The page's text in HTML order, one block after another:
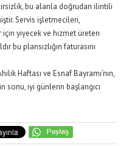
bu alanla doğrudan ilintili
Servis işletmecileri,
yiyecek ve hizmet üreten
bu plansızlığın faturasını
Haftası ve Esnaf Bayramı’nın,
sonu, iyi günlerin başlangıcı